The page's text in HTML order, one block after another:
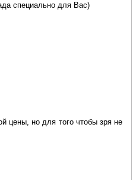
специально для Вас)
цены,но для того чтобы зря не